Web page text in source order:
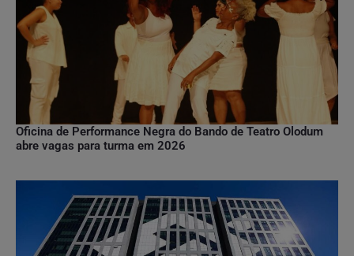
Oficina de Performance Negra do Bando de Teatro Olodum
abre vagas para turma em 2026